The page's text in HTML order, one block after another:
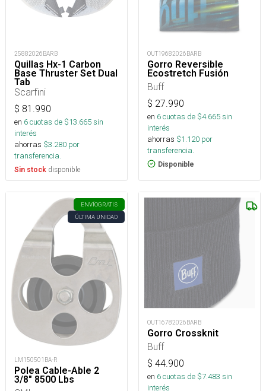
25882026BARB
Quillas Hx-1 Carbon
Base Thruster Set Dual
Tab
Scarfini
$ 81.990
en 6cuotas de $13.665sin
interés
ahorras $3.280 por
transferencia.
Sin stock disponible
OUT19682026BARB
Gorro Reversible
Ecostretch Fusión
Buff
$ 27.990
en 6cuotas de $4.665sin
interés
ahorras $1.120 por
transferencia.
Disponible
ENVÍOGRATIS
ÚLTIMA UNIDAD
LM150501BA-R
Polea Cable-Able 2
3/8" 8500 Lbs
OUT16782026BARB
Gorro Crossknit
Buff
$ 44.900
en 6cuotas de $7.483 sin
interés